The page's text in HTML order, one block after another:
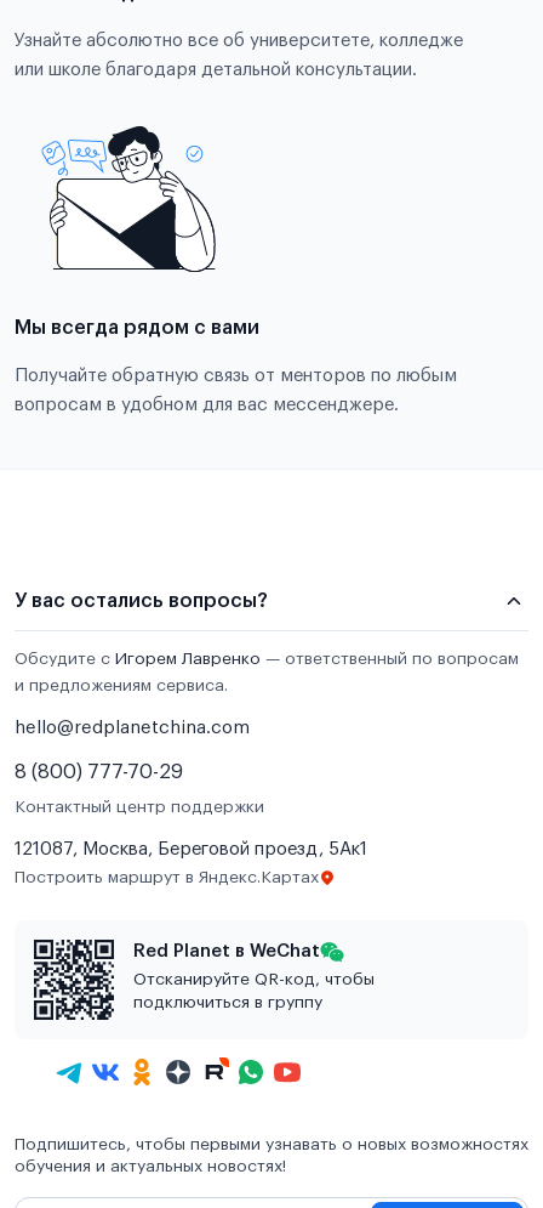
Узнайте абсолютно все об университете, колледже
или школе благодаря детальной консультации.
Мы всегда рядом с вами
Получайте обратную связь от менторов по любым
вопросам в удобном для вас мессенджере.
У вас остались вопросы?
Обсудите с Игорем Лавренко — ответственный по вопросам
и предложениям сервиса.
hello@redplanetchina.com
8 (800) 777-70-29
Контактный центр поддержки
121087, Москва, Береговой проезд, 5Ак1
Построить маршрут в Яндекс.Картах
Red Planet в WeChat
Отсканируйте QR-код, чтобы
подключиться в группу
Подпишитесь, чтобы первыми узнавать о новых возможностях
обучения и актуальных новостях!